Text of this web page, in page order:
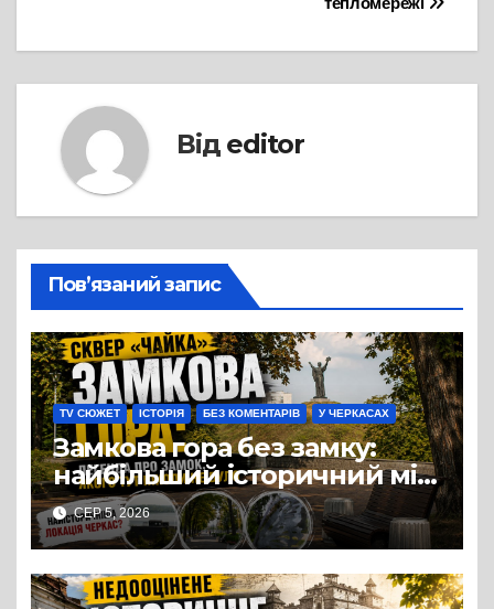
Від editor
Пов’язаний запис
TV СЮЖЕТ ІСТОРІЯ БЕЗ КОМЕНТАРІВ У ЧЕРКАСАХ
Замкова гора без замку:
найбільший історичний міф
Черкас
СЕР 5, 2026